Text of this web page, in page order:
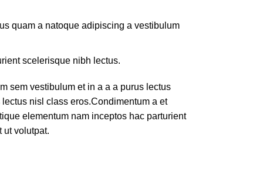
quam a natoque adipiscing a vestibulum
scelerisque nibh lectus.
sem vestibulum et in a a a purus lectus
nisl class eros.Condimentum a et
elementum nam inceptos hac parturient
ut volutpat.